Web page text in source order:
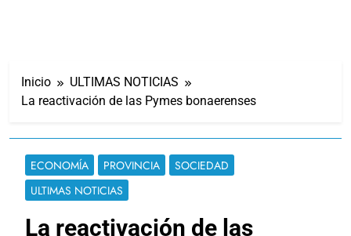
Inicio
ULTIMAS NOTICIAS
La reactivación de las Pymes bonaerenses
ECONOMÍA PROVINCIA
SOCIEDAD
ULTIMAS NOTICIAS
La reactivación de las